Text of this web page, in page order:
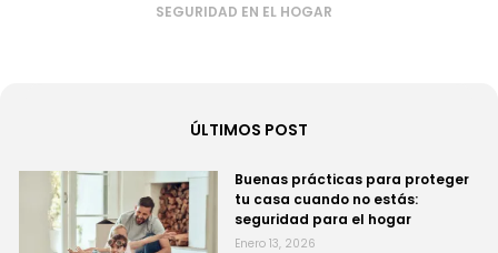
SEGURIDAD EN EL HOGAR
ÚLTIMOS POST
Buenas prácticas para proteger
tu casa cuando no estás:
seguridad para el hogar
Enero 13, 2026